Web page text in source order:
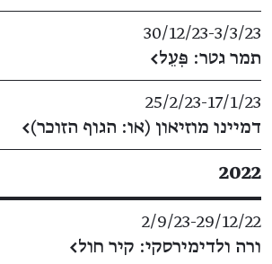
3/3/23
​-​
30/12/23
תמר גטר: פִּעֵל←
17/1/23
​-​
25/2/23
דמיינו מוזיאון (או: הגוף הזוכר)←
2022
29/12/22
​-​
2/9/23
ורה ולדימירסקי: קיר חול←